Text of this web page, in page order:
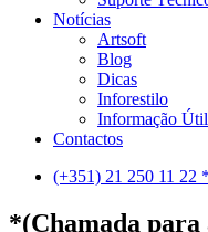
Notícias
Artsoft
Blog
Dicas
Inforestilo
Informação Útil
Contactos
(+351) 21 250 11 22 *
*(Chamada